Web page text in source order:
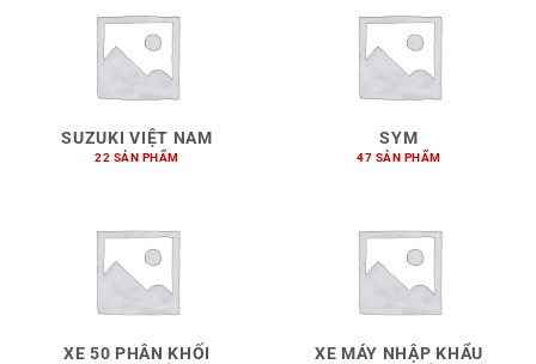
SUZUKI VIỆT NAM
22 SẢN PHẨM
SYM
47 SẢN PHẨM
XE 50 PHÂN KHỐI XE MÁY NHẬP KHẨU